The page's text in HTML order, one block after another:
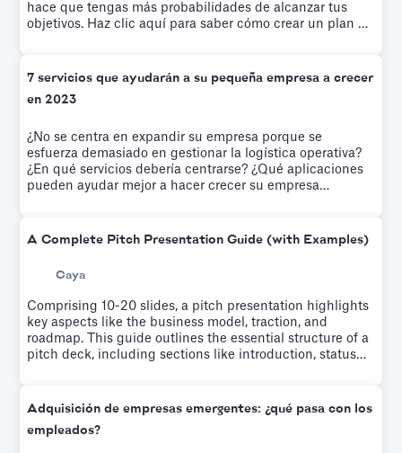
hace que tengas más probabilidades de alcanzar tus
objetivos. Haz clic aquí para saber cómo crear un plan de
7 servicios que ayudarán a su pequeña empresa a crecer
en 2023
¿No se centra en expandir su empresa porque se
esfuerza demasiado en gestionar la logística operativa?
¿En qué servicios debería centrarse? ¿Qué aplicaciones
pueden ayudar mejor a hacer crecer su empresa
A Complete Pitch Presentation Guide (with Examples)
Caya
Comprising 10-20 slides, a pitch presentation highlights
key aspects like the business model, traction, and
roadmap. This guide outlines the essential structure of a
pitch deck, including sections like introduction, status
persuading investors of its profitability, and achieving
Adquisición de empresas emergentes: ¿qué pasa con los
empleados?